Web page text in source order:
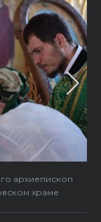
архиепископ
храме